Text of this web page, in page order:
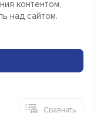
контентом,
над сайтом.
Сравнить